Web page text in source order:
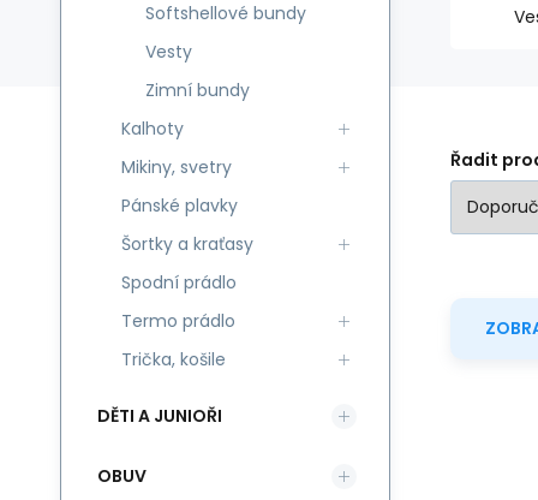
Řadit
Softshellové bundy
Vesty
Zimní bundy
Kalhoty
Mikiny, svetry
Pánské plavky
Šortky a kraťasy
Spodní prádlo
Termo prádlo
Trička, košile
DĚTI A JUNIOŘI
OBUV